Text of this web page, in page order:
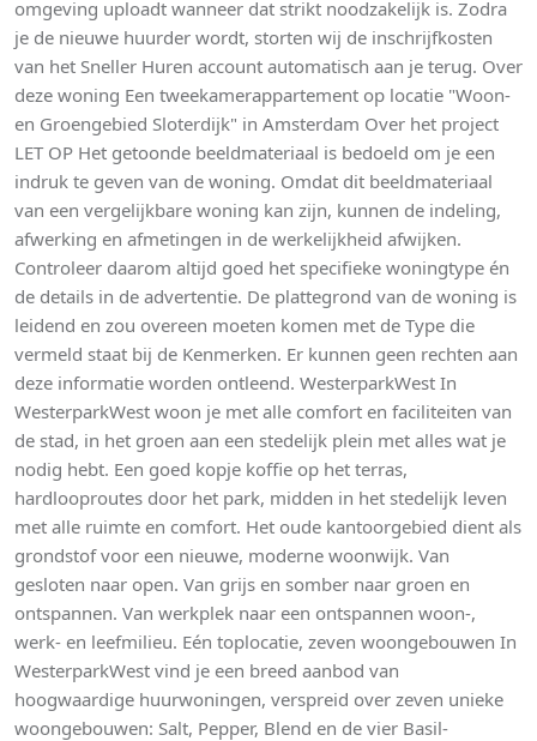
omgeving uploadt wanneer dat strikt noodzakelijk is. Zodra
je de nieuwe huurder wordt, storten wij de inschrijfkosten
van het Sneller Huren account automatisch aan je terug. Over
deze woning Een tweekamerappartement op locatie "Woon-
en Groengebied Sloterdijk" in Amsterdam Over het project
LET OP Het getoonde beeldmateriaal is bedoeld om je een
indruk te geven van de woning. Omdat dit beeldmateriaal
van een vergelijkbare woning kan zijn, kunnen de indeling,
afwerking en afmetingen in de werkelijkheid afwijken.
Controleer daarom altijd goed het specifieke woningtype én
de details in de advertentie. De plattegrond van de woning is
leidend en zou overeen moeten komen met de Type die
vermeld staat bij de Kenmerken. Er kunnen geen rechten aan
deze informatie worden ontleend. WesterparkWest In
WesterparkWest woon je met alle comfort en faciliteiten van
de stad, in het groen aan een stedelijk plein met alles wat je
nodig hebt. Een goed kopje koffie op het terras,
hardlooproutes door het park, midden in het stedelijk leven
met alle ruimte en comfort. Het oude kantoorgebied dient als
grondstof voor een nieuwe, moderne woonwijk. Van
gesloten naar open. Van grijs en somber naar groen en
ontspannen. Van werkplek naar een ontspannen woon-,
werk- en leefmilieu. Eén toplocatie, zeven woongebouwen In
WesterparkWest vind je een breed aanbod van
hoogwaardige huurwoningen, verspreid over zeven unieke
woongebouwen: Salt, Pepper, Blend en de vier Basil-